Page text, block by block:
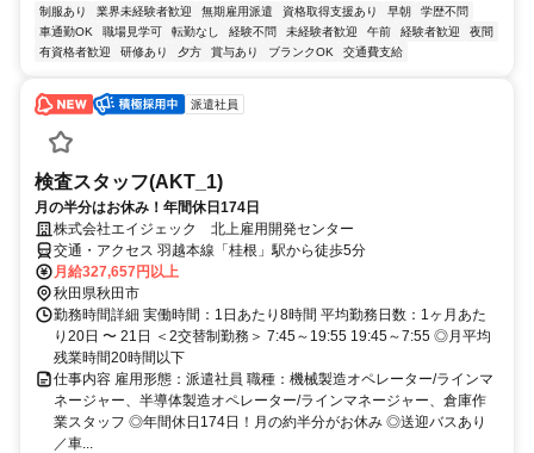
制服あり 業界未経験者歓迎 無期雇用派遣 資格取得支援あり 早朝
学歴不問
車通勤OK
職場見学可 転勤なし 経験不問 未経験者歓迎 午前 経験者歓迎
夜間
有資格者歓迎
研修あり 夕方 賞与あり ブランクOK 交通費支給
派遣社員
検査スタッフ(AKT_1)
月の半分はお休み！年間休日174日
株式会社エイジェック 北上雇用開発センター
交通・アクセス 羽越本線「桂根」駅から徒歩5分
月給327,657円以上
秋田県秋田市
勤務時間詳細 実働時間：1日あたり8時間 平均勤務日数：1ヶ月あた
り20日 〜 21日 ＜2交替制勤務＞ 7:45～19:55 19:45～7:55 ◎月平均
残業時間20時間以下
仕事内容 雇用形態：派遣社員 職種：機械製造オペレーター/ラインマ
ネージャー、半導体製造オペレーター/ラインマネージャー、倉庫作
業スタッフ ◎年間休日174日！月の約半分がお休み ◎送迎バスあり
／車...